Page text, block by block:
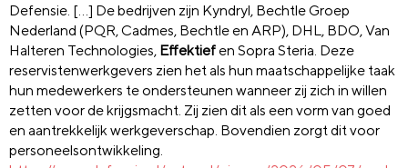
Defensie. […] De bedrijven zijn Kyndryl, Bechtle Groep
Nederland (PQR, Cadmes, Bechtle en ARP), DHL, BDO, Van
Halteren Technologies, Effektiefen Sopra Steria. Deze
reservistenwerkgevers zien het als hun maatschappelijke taak
hun medewerkers te ondersteunen wanneer zij zich in willen
zetten voor de krijgsmacht. Zij zien dit als een vorm van goed
en aantrekkelijk werkgeverschap. Bovendien zorgt dit voor
personeelsontwikkeling.